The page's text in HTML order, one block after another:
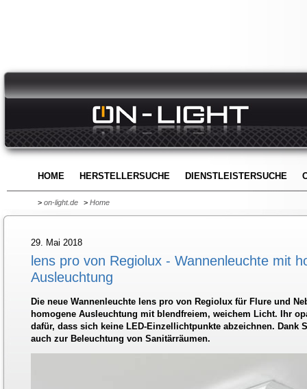
HOME HERSTELLERSUCHE DIENSTLEISTERSUCHE
> on-light.de > Home
29. Mai 2018
lens pro von Regiolux - Wannenleuchte mit
Ausleuchtung
Die neue Wannenleuchte lens pro von Regiolux für Flure und
homogene Ausleuchtung mit blendfreiem, weichem Licht. Ihr
dafür, dass sich keine LED-Einzellichtpunkte abzeichnen. Dank
auch zur Beleuchtung von Sanitärräumen.